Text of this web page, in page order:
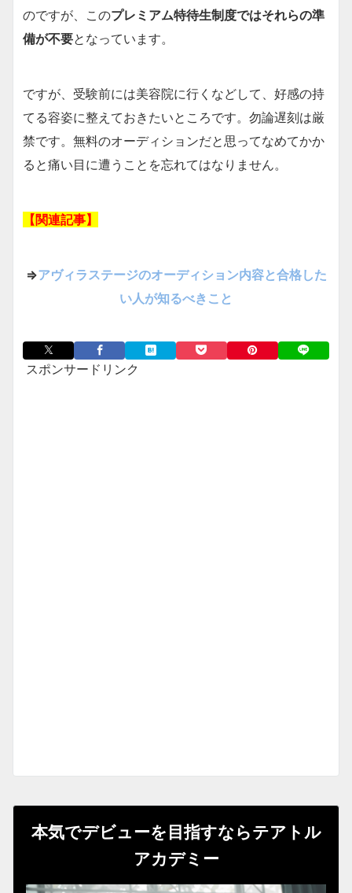
のですが、このプレミアム特待生制度ではそれらの準
備が不要となっています。
ですが、受験前には美容院に行くなどして、好感の持
てる容姿に整えておきたいところです。勿論遅刻は厳
禁です。無料のオーディションだと思ってなめてかか
ると痛い目に遭うことを忘れてはなりません。
【関連記事】
⇒アヴィラステージのオーディション内容と合格した
い人が知るべきこと
スポンサードリンク
本気でデビューを目指すならテアトル
アカデミー